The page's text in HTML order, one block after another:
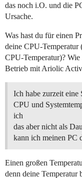
das noch i.O. und die
Ursache.
Was hast du für einen
deine CPU-Temperatur
CPU-Temperatur)?
Betrieb mit Ariolic
Ich habe zurzeit eine
CPU und
ich
das aber nicht als
kann ich meinen PC
Einen großen
denn deine Temperatur